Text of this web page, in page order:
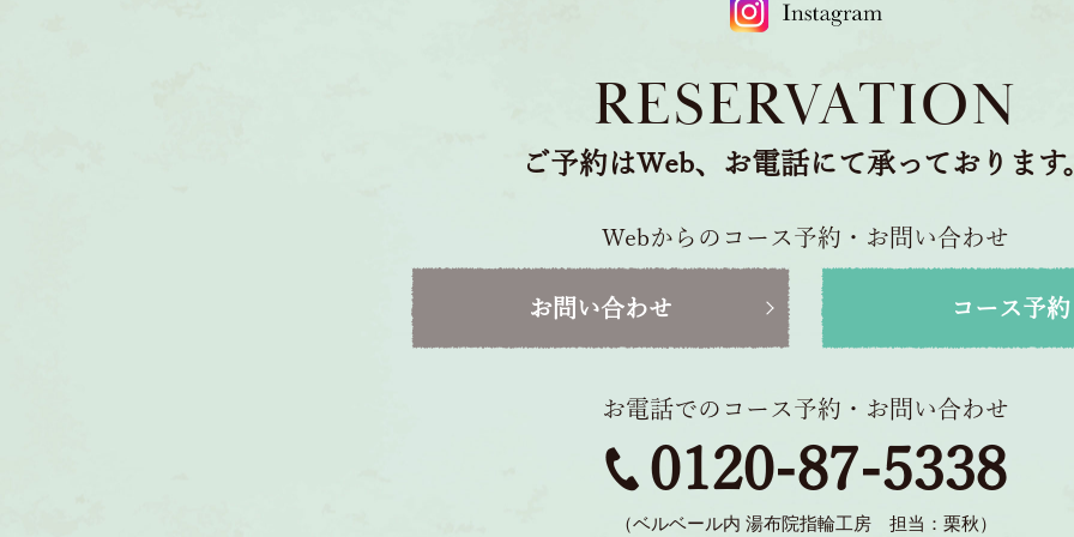
RESERVATION
ご予約はWeb、お電話にて承っております
Webからのコース予約・お問い合わせ
コース予約
お問い合わせ
お電話でのコース予約・お問い合わせ
0120-87-5338
（ベルベール内 湯布院指輪工房 担当：栗秋）